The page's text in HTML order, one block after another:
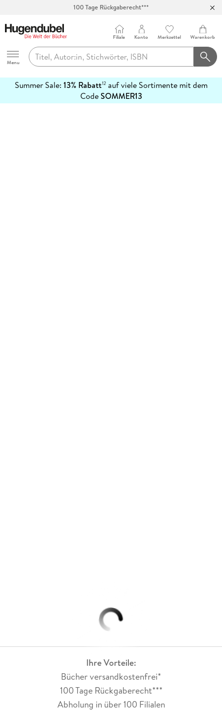
100 Tage Rückgaberecht***
Hugendubel
Menu
Filiale Konto Merkzettel Warenkorb
Summer Sale: 13% Rabatt12auf viele Sortimente mit dem
CodeSOMMER13
erfahren
Ihre Vorteile:
Bücher versandkostenfrei*
100 Tage Rückgaberecht***
Abholung in über 100 Filialen